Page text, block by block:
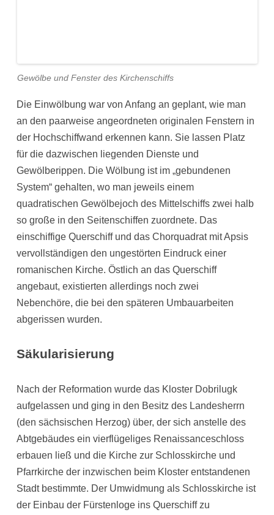
Gewölbe und Fenster des Kirchenschiffs
Die Einwölbung war von Anfang an geplant, wie man
an den paarweise angeordneten originalen Fenstern in
der Hochschiffwand erkennen kann. Sie lassen Platz
für die dazwischen liegenden Dienste und
Gewölberippen. Die Wölbung ist im „gebundenen
System“ gehalten, wo man jeweils einem
quadratischen Gewölbejoch des Mittelschiffs zwei halb
so große in den Seitenschiffen zuordnete. Das
einschiffige Querschiff und das Chorquadrat mit Apsis
vervollständigen den ungestörten Eindruck einer
romanischen Kirche. Östlich an das Querschiff
angebaut, existierten allerdings noch zwei
Nebenchöre, die bei den späteren Umbauarbeiten
abgerissen wurden.
Säkularisierung
Nach der Reformation wurde das Kloster Dobrilugk
aufgelassen und ging in den Besitz des Landesherrn
(den sächsischen Herzog) über, der sich anstelle des
Abtgebäudes ein vierflügeliges Renaissanceschloss
erbauen ließ und die Kirche zur Schlosskirche und
Pfarrkirche der inzwischen beim Kloster entstandenen
Stadt bestimmte. Der Umwidmung als Schlosskirche ist
der Einbau der Fürstenloge ins Querschiff zu